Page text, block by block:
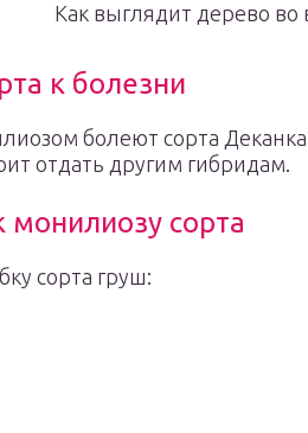
Как выглядит дерево во
к болезни
болеют сорта
отдать другим гибридам.
монилиозу сорта
сорта груш: